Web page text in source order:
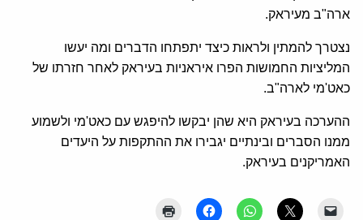
ארה"ב מעיראק.
נצטרך להמתין ולראות כיצד יתפתחו הדברים ומה יעשו
המליציות החמושות הפרו איראניות בעיראק לאחר חזרתו של
כאט'מי לארה"ב.
ההערכה בעיראק היא שהן יבקשו להיפגש עם כאט'מי ולשמוע
ממנו הסברים ובינתיים יגבירו את ההתקפות על היעדים
האמריקנים בעיראק.